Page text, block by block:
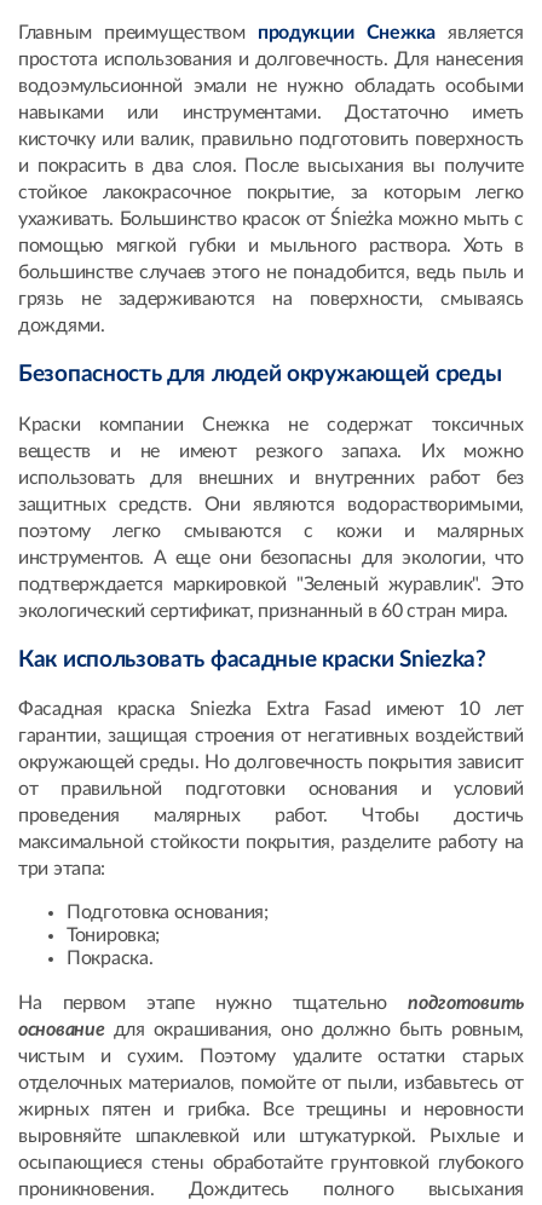
Главным преимуществом продукции Снежкаявляется
простота использования и долговечность. Для нанесения
водоэмульсионной эмали не нужно обладать особыми
навыками или инструментами. Достаточно иметь
кисточку или валик, правильно подготовить поверхность
и покрасить в два слоя. После высыхания вы получите
стойкое лакокрасочное покрытие, за которым легко
ухаживать. Большинство красок от Śnieżka можно мыть с
помощью мягкой губки и мыльного раствора. Хоть в
большинстве случаев этого не понадобится, ведь пыль и
грязь не задерживаются на поверхности, смываясь
дождями.
Безопасность для людей окружающей среды
Краски компании Снежка не содержат токсичных
веществ и не имеют резкого запаха. Их можно
использовать для внешних и внутренних работ без
защитных средств. Они являются водорастворимыми,
поэтому легко смываются с кожи и малярных
инструментов. А еще они безопасны для экологии, что
подтверждается маркировкой "Зеленый журавлик". Это
экологический сертификат, признанный в 60 стран мира.
Как использовать фасадные краски Sniezka?
Фасадная краска Sniezka Extra Fasad имеют 10 лет
гарантии, защищая строения от негативных воздействий
окружающей среды. Но долговечность покрытия зависит
от правильной подготовки основания и условий
проведения малярных работ. Чтобы достичь
максимальной стойкости покрытия, разделите работу на
три этапа:
Подготовка основания;
Тонировка;
Покраска.
На первом этапе нужно тщательноподготовить
основание для окрашивания, оно должно быть ровным,
чистым и сухим. Поэтому удалите остатки старых
отделочных материалов, помойте от пыли, избавьтесь от
жирных пятен и грибка. Все трещины и неровности
выровняйте шпаклевкой или штукатуркой. Рыхлые и
осыпающиеся стены обработайте грунтовкой глубокого
проникновения. Дождитесь полного высыхания